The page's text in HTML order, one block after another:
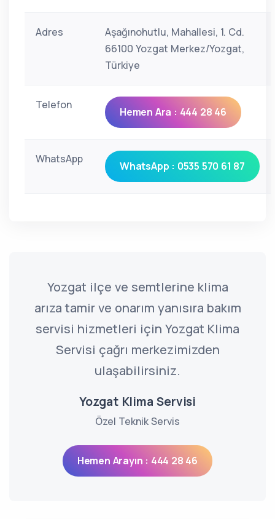
Adres
Aşağınohutlu, Mahallesi, 1. Cd.
66100 Yozgat Merkez/Yozgat,
Türkiye
Telefon
Hemen Ara : 444 28 46
WhatsApp
WhatsApp : 0535 570 61 87
Yozgat ilçe ve semtlerine klima
arıza tamir ve onarım yanısıra bakım
servisi hizmetleri için Yozgat Klima
Servisi çağrı merkezimizden
ulaşabilirsiniz.
Yozgat Klima Servisi
Özel Teknik Servis
Hemen Arayın : 444 28 46